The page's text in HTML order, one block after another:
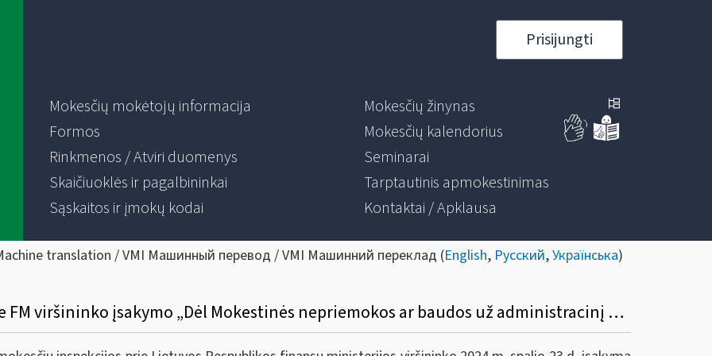
Prisijungti
Mokesčių mokėtojų informacija
Formos
Rinkmenos / Atviri duomenys
Skaičiuoklės ir pagalbininkai
Sąskaitos ir įmokų kodai
Mokesčių žinynas
Mokesčių kalendorius
Seminarai
Tarptautinis apmokestinimas
Kontaktai / Apklausa
translation / VMI Машинный перевод / VMI Машинний переклад (English, Русский,Українська)
Informacinis pranešimas „Dėl VMI prie FM viršininko įsakymo „Dėl Mokestinės nepriemokos ar baudos už administracinį nusižengimą mokėjimo atidėjimo ir (ar) išdėstymo taisyklių ir formų patvirtinimo“